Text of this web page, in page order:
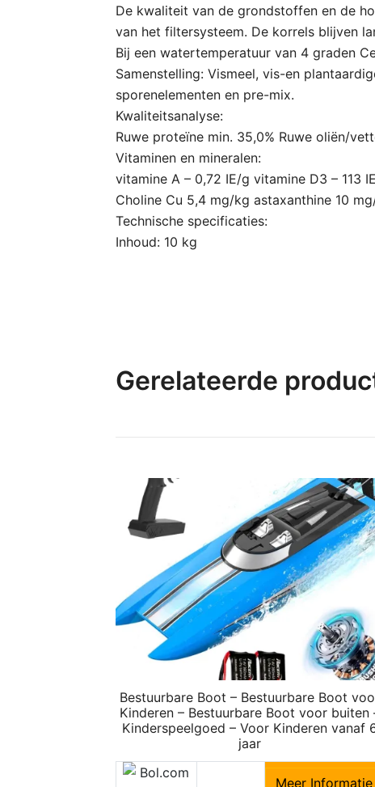
De kwaliteit van de grondstoffen en de
van het filtersysteem. De korrels blijven
Bij een watertemperatuur van 4 graden
Samenstelling: Vismeel, vis-en
sporenelementen en pre-mix.
Kwaliteitsanalyse:
Ruwe proteïne min. 35,0% Ruwe oliën/
Vitaminen en mineralen:
vitamine A – 0,72 IE/g vitamine D3 – 113
Choline Cu 5,4 mg/kg astaxanthine 10
Technische specificaties:
Inhoud: 10 kg
Gerelateerde
Bestuurbare Boot – Bestuurbare Boot
Kinderen – Bestuurbare Boot voor buiten
Kinderspeelgoed – Voor Kinderen vanaf
jaar
Meer Informatie